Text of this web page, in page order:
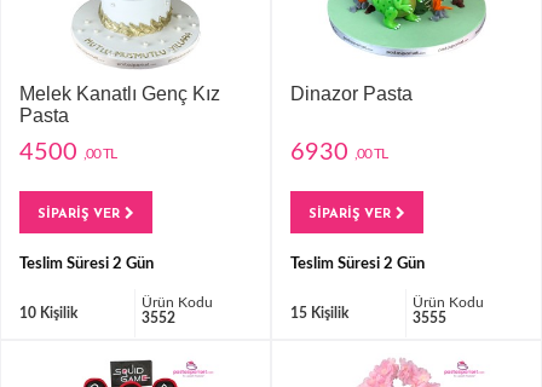
Melek Kanatlı Genç Kız
Pasta
4500 ,00 TL
SİPARİŞ VER
Teslim Süresi 2 Gün
10 Kişilik
Ürün Kodu
3552
Dinazor Pasta
6930 ,00 TL
SİPARİŞ VER
Teslim Süresi 2 Gün
15 Kişilik
Ürün Kodu
3555